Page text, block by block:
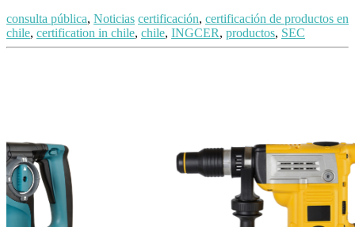
consulta pública, Noticias certificación, certificación de productos en
chile, certification in chile, chile, INGCER, productos, SEC